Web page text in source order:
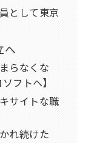
として東京
へ
らなくな
フトへ】
サイトな職
れ続けた